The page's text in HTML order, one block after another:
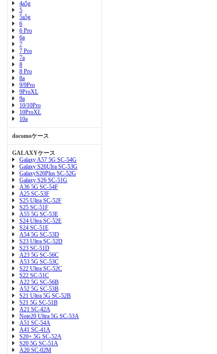
4a5g
5
5a5g
6
6 Pro
6a
7
7 Pro
7a
8
8 Pro
8a
9/9Pro
9ProXL
9a
10/10Pro
10ProXL
10a
docomoケース
GALAXYケース
Galaxy A57 5G SC-54G
Galaxy S26Ulra SC-53G
GalaxyS26Plus SC-52G
Galaxy S26 SC-51G
A36 5G SC-54F
A25 SC-53F
S25 Ultra SC-52F
S25 SC-51F
A55 5G SC-53E
S24 Ultra SC-52E
S24 SC-51E
A54 5G SC-53D
S23 Ultra SC-52D
S23 SC-51D
A23 5G SC-56C
A53 5G SC-53C
S22 Ultra SC-52C
S22 SC-51C
A22 5G SC-56B
A52 5G SC-53B
S21 Ultra 5G SC-52B
S21 5G SC-51B
A21 SC-42A
Note20 Ultra 5G SC-53A
A51 SC-54A
A41 SC-41A
S20+ 5G SC-52A
S20 5G SC-51A
A20 SC-02M